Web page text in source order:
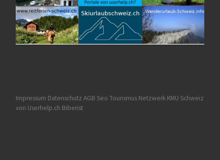
Impressum Datenschutz AGB Seo Tourismus Netzwerk KMU Schweiz
von Userhelp.ch Biberist